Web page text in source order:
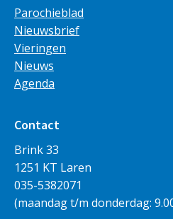
Parochieblad
Nieuwsbrief
Vieringen
Nieuws
Agenda
Contact
Brink 33
1251 KT Laren
035-5382071
(maandag t/m donderdag: